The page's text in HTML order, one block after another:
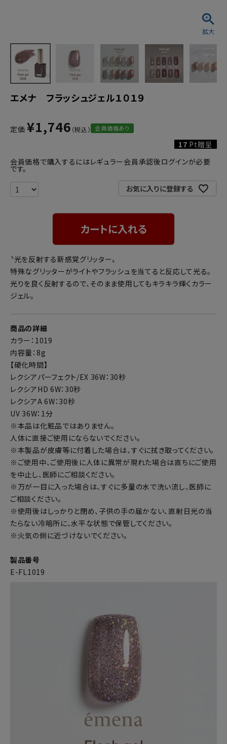
エメナ フラッシュジェル１０１９
定価 ¥1,746 会員価格あり
17 Pt贈呈
会員価格で購入するにはレギュラー会員承認後ログインが必要
です。
お気に入りに登録する
カートに入れる
〝光を反射する新感覚グリッター〟
特殊なグリッターがライトやフラッシュを当てると反応して光る。
光りを良く反射するので、そのまま使用してもキラキラ輝くカラー
ジェル。
商品の詳細
カラー：1019
内容量：8g
【硬化時間】
レクシアパーフェクト/EX 36W：30秒
レクシアHD 6W：30秒
レクシアA 6W：30秒
UV 36W：1分
※本品は化粧品ではありません。
人体に直接ご使用にならないでください。
※本製品が皮膚等に付着した場合は、すぐに拭き取ってください。
※ご使用中、ご使用後に人体に異常が現れた場合は直ちにご使用
を中止し、医師にご相談ください。
※万が一目に入った場合は、すぐに多量の水で洗い流し、医師に
ご相談ください。
※使用後はしっかりと閉め、子供の手の届かない、直射日光の当
たらない冷暗所に、水平な状態で保管してください。
※火気の側に近づけないでください。
製品番号
E-FL1019